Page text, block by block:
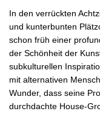
In den verrückten
und kunterbunten
schon früh einer
der Schönheit der
subkulturellen
mit alternativen
Wunder, dass seine
durchdachte House-